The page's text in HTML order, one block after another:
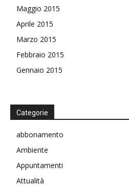
Maggio 2015
Aprile 2015
Marzo 2015
Febbraio 2015
Gennaio 2015
Categorie
abbonamento
Ambiente
Appuntamenti
Attualità